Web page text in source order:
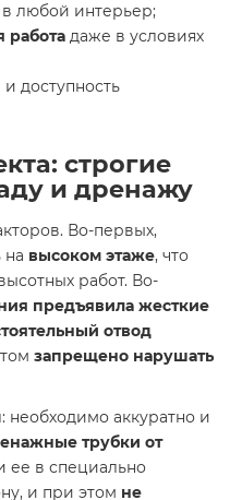
любой интерьер;
работа даже в условиях
и доступность
строгие
и дренажу
Во-первых,
на высоком этаже, что
работ. Во-
предъявила жесткие
отвод
запрещено нарушать
необходимо аккуратно и
трубки от
ее в специально
и при этом не